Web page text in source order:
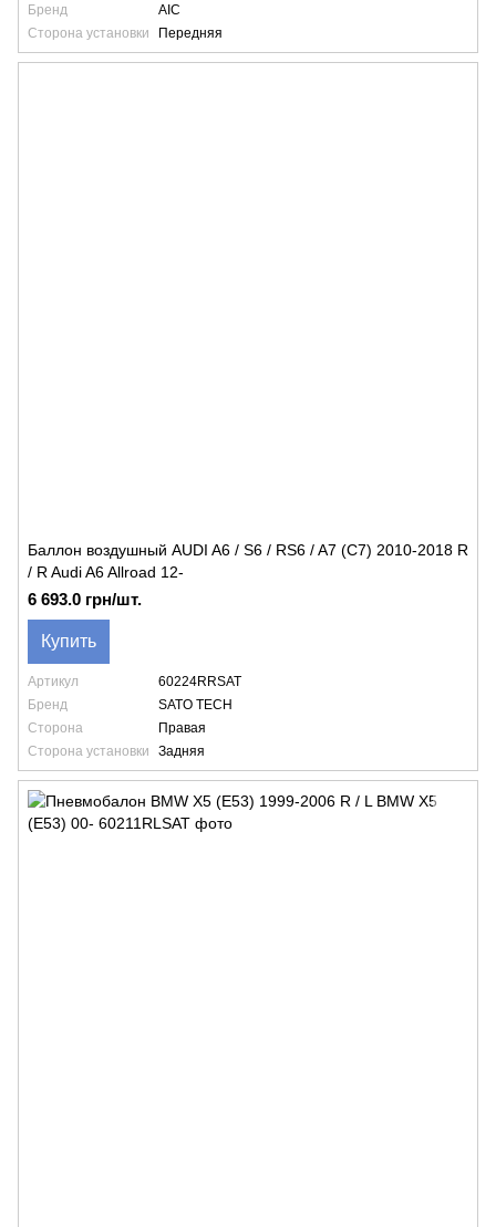
Бренд
AIC
Сторона установки
Передняя
Баллон воздушный AUDI A6 / S6 / RS6 / A7 (C7) 2010-2018 R
/ R Audi A6 Allroad 12-
6 693.0 грн/шт.
Купить
Артикул
60224RRSAT
Бренд
SATO TECH
Сторона
Правая
Сторона установки
Задняя